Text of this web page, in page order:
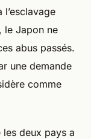
le Japon ne
abus passés.
une demande
comme
les deux pays a